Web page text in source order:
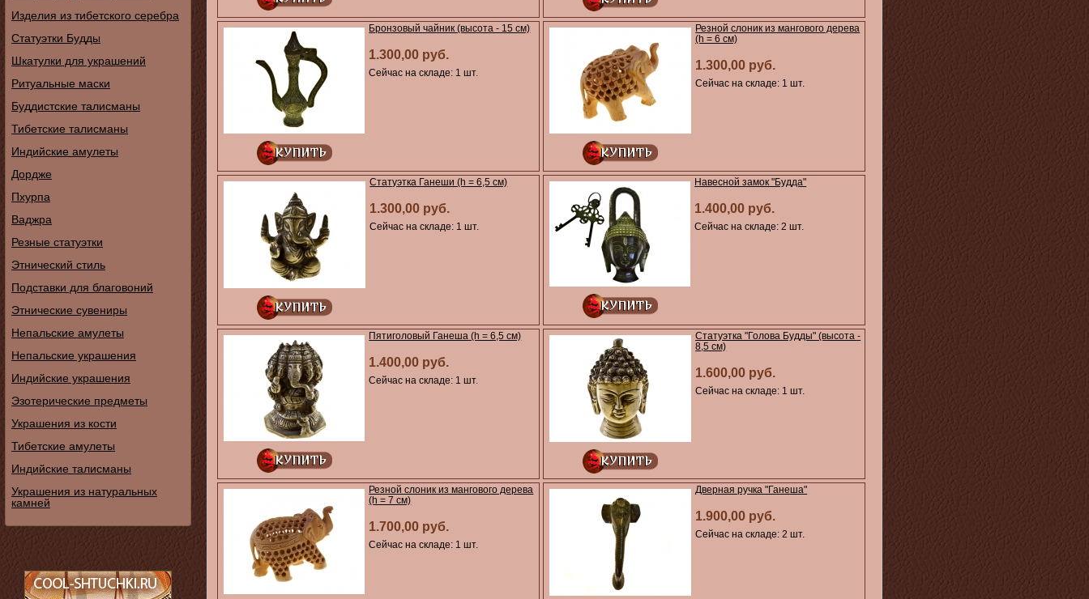
Бронзовый чайник (высота - 15 см)
1.300,00 руб.
Сейчас на складе: 1 шт.
Резной слоник из мангового дерева
(h = 6 см)
1.300,00 руб.
Сейчас на складе: 1 шт.
Статуэтка Ганеши (h = 6,5 см)
1.300,00 руб.
Сейчас на складе: 1 шт.
Навесной замок "Будда"
1.400,00 руб.
Сейчас на складе: 2 шт.
Пятиголовый Ганеша (h = 6,5 см)
1.400,00 руб.
Сейчас на складе: 1 шт.
Статуэтка "Голова Будды" (высота -
8,5 см)
1.600,00 руб.
Сейчас на складе: 1 шт.
Резной слоник из мангового дерева
(h = 7 см)
1.700,00 руб.
Сейчас на складе: 1 шт.
Дверная ручка "Ганеша"
1.900,00 руб.
Сейчас на складе: 2 шт.
Изделия из тибетского серебра
Статуэтки Будды
Шкатулки для украшений
Ритуальные маски
Буддистские талисманы
Тибетские талисманы
Индийские амулеты
Дордже
Пхурпа
Ваджра
Резные статуэтки
Этнический стиль
Подставки для благовоний
Этнические сувениры
Непальские амулеты
Непальские украшения
Индийские украшения
Эзотерические предметы
Украшения из кости
Тибетские амулеты
Индийские талисманы
Украшения из натуральных
камней